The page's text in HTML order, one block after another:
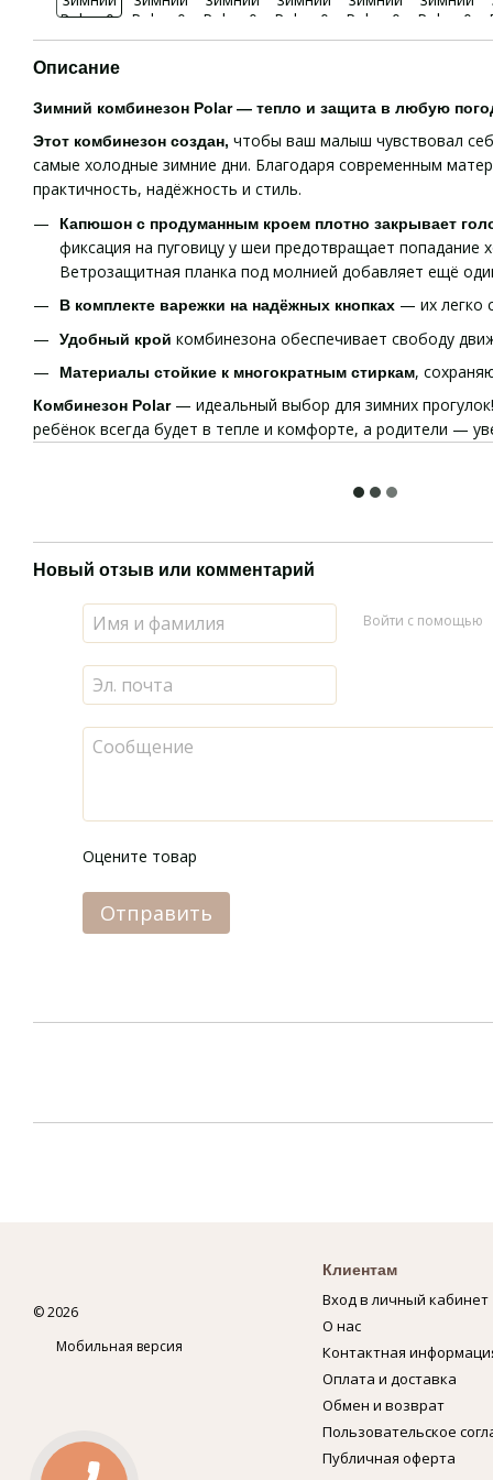
Описание
Зимний комбинезон Polar — тепло и защита в любую
Этот комбинезон создан, чтобы ваш малыш чувствовал
самые холодные зимние дни. Благодаря современным
практичность, надёжность и стиль.
Капюшон с продуманным кроем плотно закрывает
фиксация на пуговицу у шеи предотвращает попадание
Ветрозащитная планка под молнией добавляет ещё
В комплекте варежки на надёжных кнопках — их легко
Удобный крой комбинезона обеспечивает свободу
Материалы стойкие к многократным стиркам,
Комбинезон Polar — идеальный выбор для зимних
ребёнок всегда будет в тепле и комфорте, а родители —
Новый отзыв или комментарий
Войти с помощью
Оцените товар
Отправить
© 2026
Мобильная версия
Клиентам
Вход в личный кабинет
О нас
Контактная
Оплата и доставка
Обмен и возврат
Пользовательское
Публичная оферта